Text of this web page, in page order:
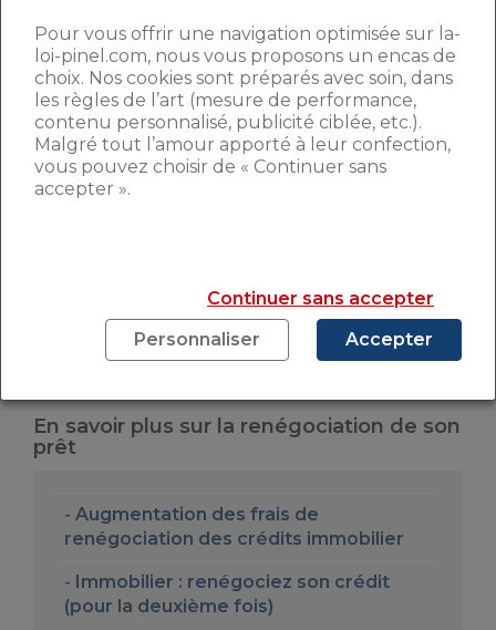
LES BANQUES FORCÉES DE
JOUER LE JEU
De peur de perdre des clients, en ces
temps de rude concurrence, les banques
d’été, les meilleurs dossiers négocient
un taux sur 20 ans aux alentours de 1,5%,
alors qu’il était supérieur à 4% en janvier
En savoir plus sur la renégociation de son
prêt
Augmentation des frais de
renégociation des crédits immobilier
Immobilier : renégociez son crédit
(pour la deuxième fois)
Pour vous offrir une navigation optimisée sur la-
loi-pinel.com, nous vous proposons un encas de
choix. Nos cookies sont préparés avec soin, dans
les règles de l’art (mesure de performance,
contenu personnalisé, publicité ciblée, etc.).
Malgré tout l’amour apporté à leur confection,
vous pouvez choisir de « Continuer sans
accepter ».
Continuer sans accepter
Personnaliser
Accepter